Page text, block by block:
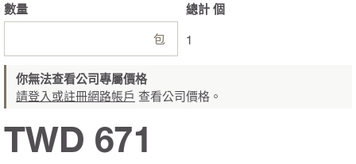
數量
包
總計 個
1
你無法查看公司專屬價格
請登入或註冊網路帳戶 查看公司價格。
TWD 671